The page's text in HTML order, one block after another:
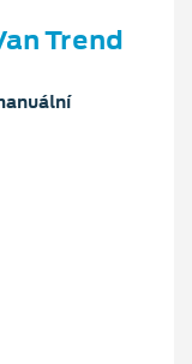
Trend